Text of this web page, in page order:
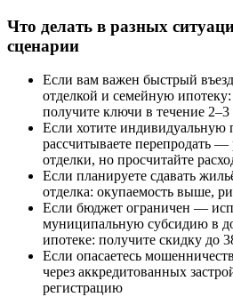
Что делать в разных
сценарии
Если вам важен быстрый
отделкой и семейную
получите ключи в течение 2–3
Если хотите индивидуальную
рассчитываете перепродать —
отделки, но просчитайте
Если планируете сдавать
отделка: окупаемость выше,
Если бюджет ограничен —
муниципальную субсидию в
ипотеке: получите скидку до
Если опасаетесь
через аккредитованных
регистрацию